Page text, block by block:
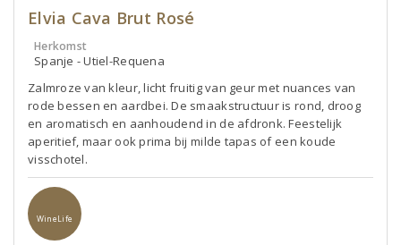
Elvia Cava Brut Rosé
Herkomst
Spanje - Utiel-Requena
Zalmroze van kleur, licht fruitig van geur met nuances van
rode bessen en aardbei. De smaakstructuur is rond, droog
en aromatisch en aanhoudend in de afdronk. Feestelijk
aperitief, maar ook prima bij milde tapas of een koude
visschotel.
WineLife